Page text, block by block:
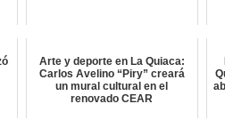
Arte y deporte en La Quiaca:
Carlos Avelino “Piry” creará
un mural cultural en el
renovado CEAR